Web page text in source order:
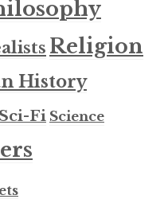
Religion
History
Sci-Fi Science